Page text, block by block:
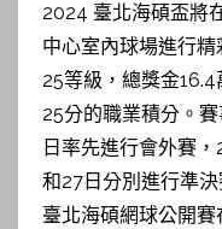
2024 臺北海碩盃將
中心室內球場進行
25等級，總獎金
25分的職業積分。
日率先進行會外賽
和27日分別進行準決
臺北海碩網球公開